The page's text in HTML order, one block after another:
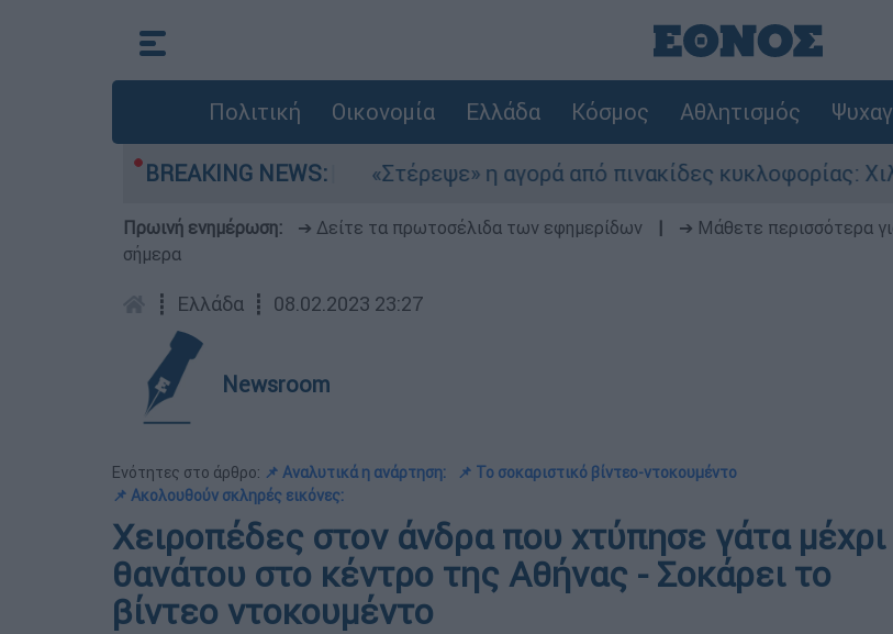
Πολιτική Οικονομία Ελλάδα Κόσμος Αθλητισμός
BREAKING NEWS:
στο Αιγαίο «Στέρεψε» η αγορά από πινακίδες κυκλοφορίας: Χιλιάδες
Πρωινή ενημέρωση: ➔ Δείτε τα πρωτοσέλιδα των εφημερίδων ➔ Μάθετε περισσότερα
σήμερα
┋ Ελλάδα ┋ 08.02.2023 23:27
Newsroom
Ενότητες στο άρθρο: 📌 Αναλυτικά η ανάρτηση:
📌 Το σοκαριστικό βίντεο-ντοκουμέντο
📌 Ακολουθούν σκληρές εικόνες:
Χειροπέδες στον άνδρα που χτύπησε γάτα μέχρι
θανάτου στο κέντρο της Αθήνας - Σοκάρει το
βίντεο ντοκουμέντο